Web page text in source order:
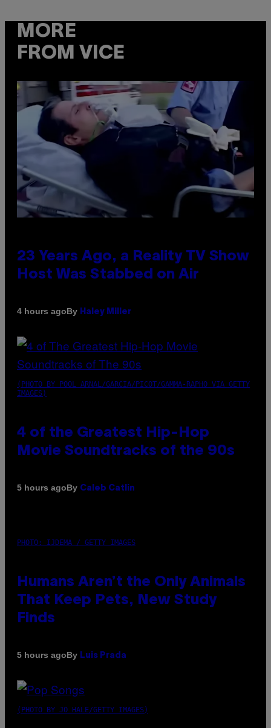
MORE
FROM VICE
23 Years Ago, a Reality TV Show
Host Was Stabbed on Air
4 hours agoBy Haley Miller
(PHOTO BY POOL ARNAL/GARCIA/PICOT/GAMMA-RAPHO VIA GETTY
IMAGES)
4 of the Greatest Hip-Hop
Movie Soundtracks of the 90s
5 hours agoBy Caleb Catlin
PHOTO: IJDEMA / GETTY IMAGES
Humans Aren’t the Only Animals
That Keep Pets, New Study
Finds
5 hours agoBy Luis Prada
(PHOTO BY JO HALE/GETTY IMAGES)